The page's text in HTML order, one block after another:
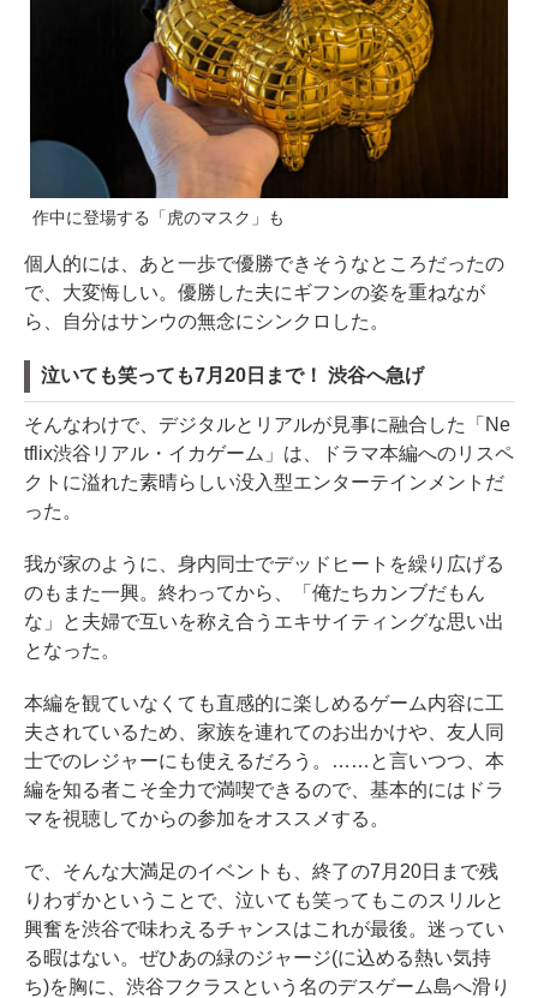
作中に登場する「虎のマスク」も
個人的には、あと一歩で優勝できそうなところだったの
で、大変悔しい。優勝した夫にギフンの姿を重ねなが
ら、自分はサンウの無念にシンクロした。
泣いても笑っても7月20日まで！ 渋谷へ急げ
そんなわけで、デジタルとリアルが見事に融合した「Ne
tflix渋谷リアル・イカゲーム」は、ドラマ本編へのリスペ
クトに溢れた素晴らしい没入型エンターテインメントだ
った。
我が家のように、身内同士でデッドヒートを繰り広げる
のもまた一興。終わってから、「俺たちカンブだもん
な」と夫婦で互いを称え合うエキサイティングな思い出
となった。
本編を観ていなくても直感的に楽しめるゲーム内容に工
夫されているため、家族を連れてのお出かけや、友人同
士でのレジャーにも使えるだろう。……と言いつつ、本
編を知る者こそ全力で満喫できるので、基本的にはドラ
マを視聴してからの参加をオススメする。
で、そんな大満足のイベントも、終了の7月20日まで残
りわずかということで、泣いても笑ってもこのスリルと
興奮を渋谷で味わえるチャンスはこれが最後。迷ってい
る暇はない。ぜひあの緑のジャージ(に込める熱い気持
ち)を胸に、渋谷フクラスという名のデスゲーム島へ滑り